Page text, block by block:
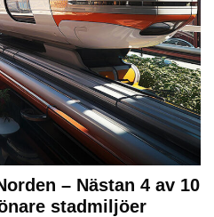
– Nästan 4 av 10
stadmiljöer